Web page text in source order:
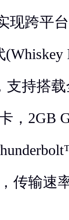
现跨平
支持搭
，2GB
传输速